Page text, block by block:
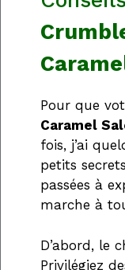
Pour que
Caramel
fois, j’ai
petits
passées à
marche à
D’abord, le
Privilégiez